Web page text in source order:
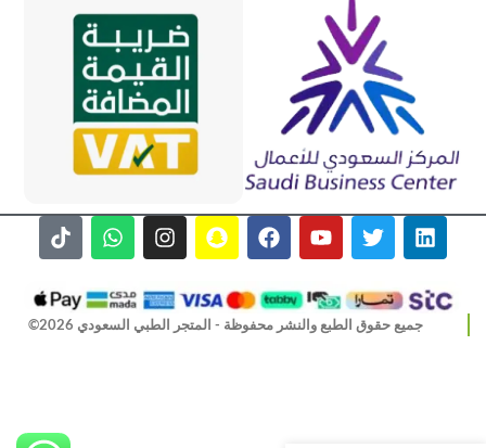
جميع حقوق الطبع والنشر محفوظة - المتجر الطبي السعودي 2026©